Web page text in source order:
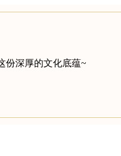
份深厚的文化底蕴~